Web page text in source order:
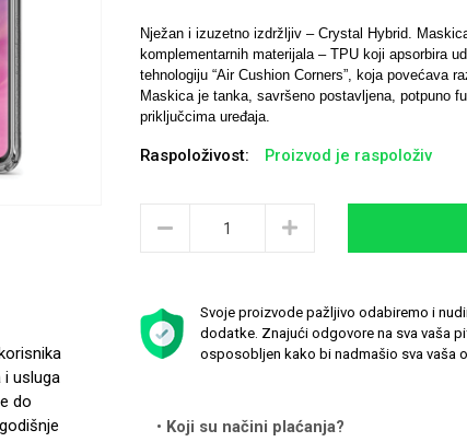
usluga
do
Nježan i izuzetno izdržljiv – Crystal Hybrid.
komplementarnih materijala – TPU koji apsorbira
tehnologiju “Air Cushion Corners”, koja povećava
Maskica je tanka, savršeno postavljena, potpuno
priključcima uređaja.
Raspoloživost: Proizvod je raspoloživ
Svoje proizvode pažljivo odabiremo i
dodatke. Znajući odgovore na sva vaša
osposobljen kako bi nadmašio sva vaša
Koji su načini plaćanja?